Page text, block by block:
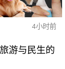
4小时前
游与民生的